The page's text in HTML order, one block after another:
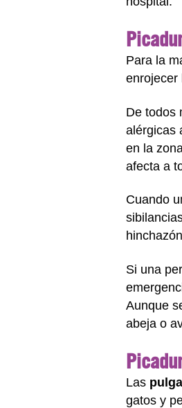
Para la
enrojecer
De todos
alérgicas
en la
afecta a
Cuando
Si una
Aunque
abeja o
Las
gatos y